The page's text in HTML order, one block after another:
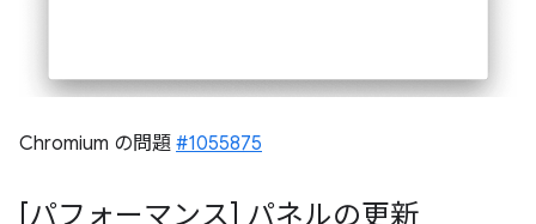
Chromium の問題 #1055875
[パフォーマンス] パネルの更新